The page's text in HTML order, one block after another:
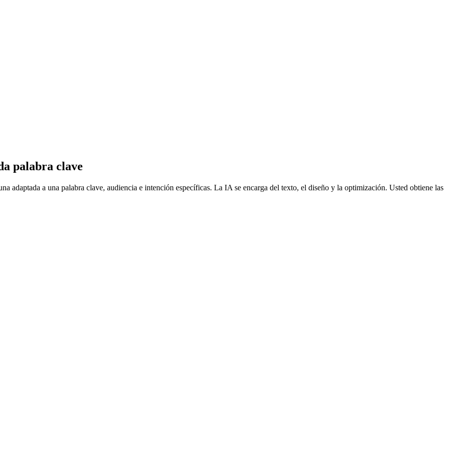
palabra clave
adaptada a una palabra clave, audiencia e intención específicas. La IA se encarga del texto, el diseño y la optimización. Usted obtiene las